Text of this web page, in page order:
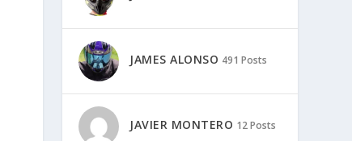
JAMES ALONSO 491 Posts
JAVIER MONTERO 12 Posts